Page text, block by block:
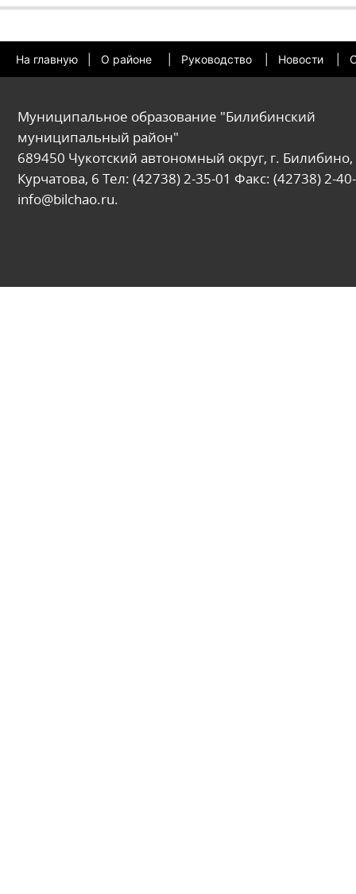
На главную О районе Руководство Новости
Муниципальное образование "Билибинский
муниципальный район"
689450 Чукотский автономный округ, г. Билибино,
Курчатова, 6 Тел: (42738) 2-35-01 Факс: (42738) 2-
info@bilchao.ru.